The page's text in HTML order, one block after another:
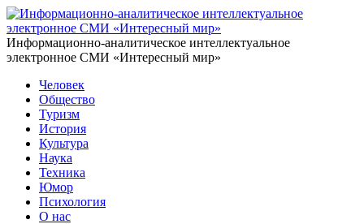
Информационно-аналитическое интеллектуальное
электронное СМИ «Интересный мир»
Человек
Общество
Туризм
История
Культура
Наука
Техника
Юмор
Психология
О нас